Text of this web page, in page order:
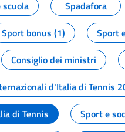
Spadafora
Sport bonus (1) Sport
Consiglio dei ministri
d'Italia di Tennis
di Tennis Sport e